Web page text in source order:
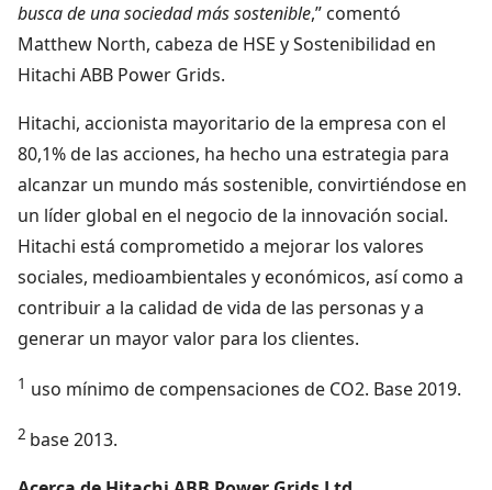
busca de una sociedad más sostenible,” comentó
Matthew North, cabeza de HSE y Sostenibilidad en
Hitachi ABB Power Grids.
Hitachi, accionista mayoritario de la empresa con el
80,1% de las acciones, ha hecho una estrategia para
alcanzar un mundo más sostenible, convirtiéndose en
un líder global en el negocio de la innovación social.
Hitachi está comprometido a mejorar los valores
sociales, medioambientales y económicos, así como a
contribuir a la calidad de vida de las personas y a
generar un mayor valor para los clientes.
1 uso mínimo de compensaciones de CO2. Base 2019.
2 base 2013.